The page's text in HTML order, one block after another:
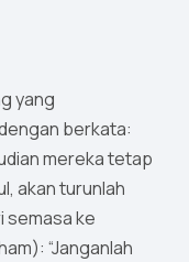
yang
berkata:
mereka tetap
akan turunlah
semasa ke
“Janganlah